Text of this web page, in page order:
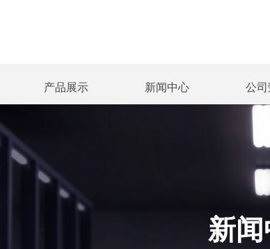
产品展示 新闻中心 公
公司
新